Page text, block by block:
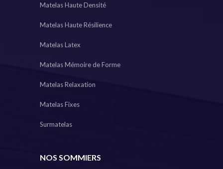
Matelas Haute Densité
Matelas Haute Résilience
Matelas Latex
Matelas Mémoire de Forme
Matelas Relaxation
Matelas Fixes
Surmatelas
NOS SOMMIERS